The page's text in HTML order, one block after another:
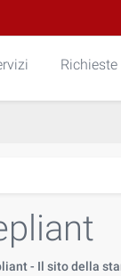
Richieste
- Il sito della